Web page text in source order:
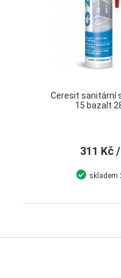
Ceresit sanitární
15 bazalt
311 Kč
skladem